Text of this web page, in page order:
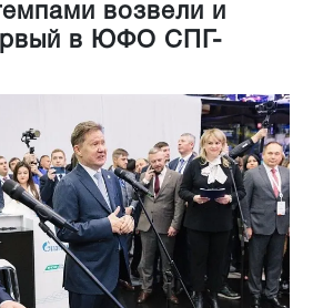
возвели и
в ЮФО СПГ-